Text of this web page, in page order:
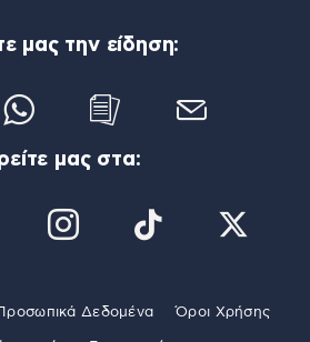
μας την είδηση:
μας στα:
Δεδομένα Όροι Χρήσης